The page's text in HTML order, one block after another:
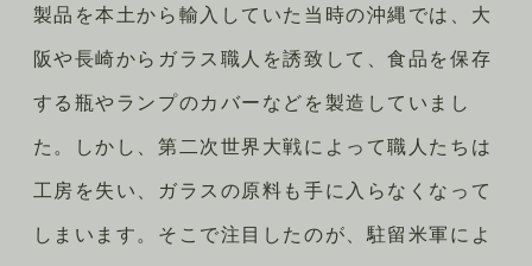
製品を本土から輸入していた当時の沖縄では、大
阪や長崎からガラス職人を誘致して、食品を保存
する瓶やランプのカバーなどを製造していまし
た。しかし、第二次世界大戦によって職人たちは
工房を失い、ガラスの原料も手に入らなくなって
しまいます。そこで注目したのが、駐留米軍によ